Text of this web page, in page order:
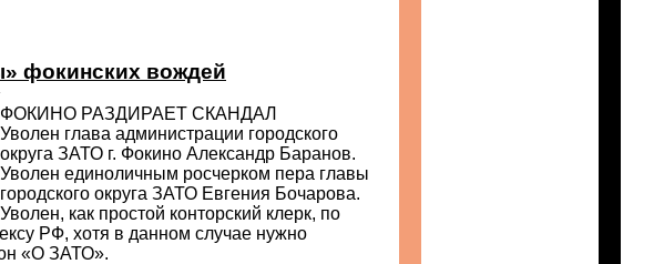
фокинских вождей
ФОКИНО РАЗДИРАЕТ СКАНДАЛ
Уволен глава администрации городского
округа ЗАТО г. Фокино Александр Баранов.
Уволен единоличным росчерком пера главы
городского округа ЗАТО Евгения Бочарова.
Уволен, как простой конторский клерк, по
РФ, хотя в данном случае нужно
«О ЗАТО».